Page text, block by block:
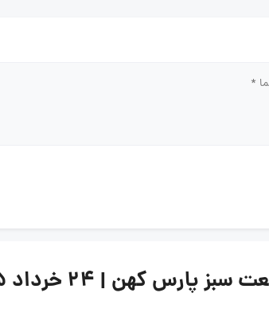
کهن | ۲۴ خرداد ۱۴۰۵